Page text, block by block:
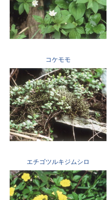
コケモモ
エチゴツルキジムシロ